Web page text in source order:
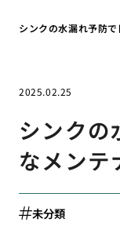
シンクの水漏れ予防
2025.02.25
シンクの
なメンテ
未分類